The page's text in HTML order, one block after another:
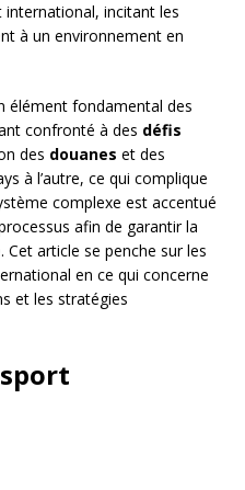
incitant les
à un environnement en
élément fondamental des
confronté à des défis
des douanes et des
à l’autre, ce qui complique
complexe est accentué
afin de garantir la
. Cet article se penche sur les
en ce qui concerne
et les stratégies